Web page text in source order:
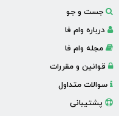
جست و جو
درباره وام فا
مجله وام فا
قوانین و مقررات
سوالات متداول
پشتیبانی